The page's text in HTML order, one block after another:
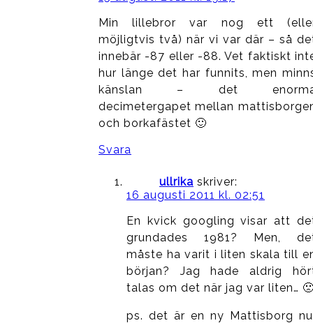
Min lillebror var nog ett
möjligtvis två) när vi var där – så
innebär -87 eller -88. Vet faktiskt
hur länge det har funnits, men
känslan – det
decimetergapet mellan
och borkafästet 🙂
Svara
ullrika skriver:
16 augusti 2011 kl. 02:51
En kvick googling visar att
grundades 1981? Men,
måste ha varit i liten skala till
början? Jag hade aldrig
talas om det när jag var liten…
ps. det är en ny Mattisborg